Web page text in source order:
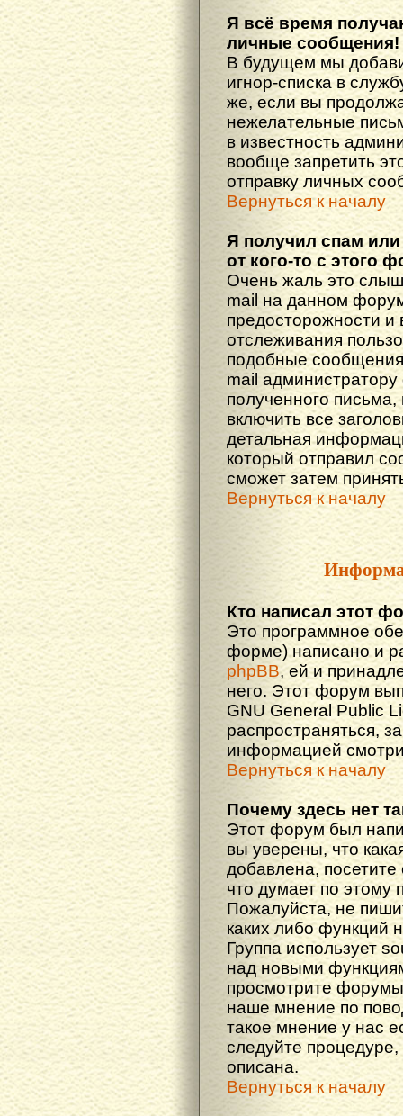
Я всё время
личные сообщения!
В будущем мы
игнор-списка в
же, если вы
нежелательные
в известность
вообще запретить
отправку личных
Вернуться к началу
Я получил спам
от кого-то с этого
Очень жаль это
mail на данном
предосторожности и
отслеживания
подобные
mail
полученного
включить все
детальная
который отправил
сможет затем
Вернуться к началу
Кто написал этот
Это программное
форме) написано и
phpBB, ей и
него. Этот форум
GNU General Public
распространяться,
информацией
Вернуться к началу
Почему здесь нет
Этот форум был
вы уверены, что
добавлена,
что думает по этому
Пожалуйста, не
каких либо функций
Группа использует
над новыми
просмотрите
наше мнение по
такое мнение у нас
следуйте процедуре,
описана.
Вернуться к началу